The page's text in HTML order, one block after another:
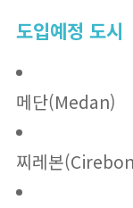
도입예정 도시
메단(Medan)
찌레본